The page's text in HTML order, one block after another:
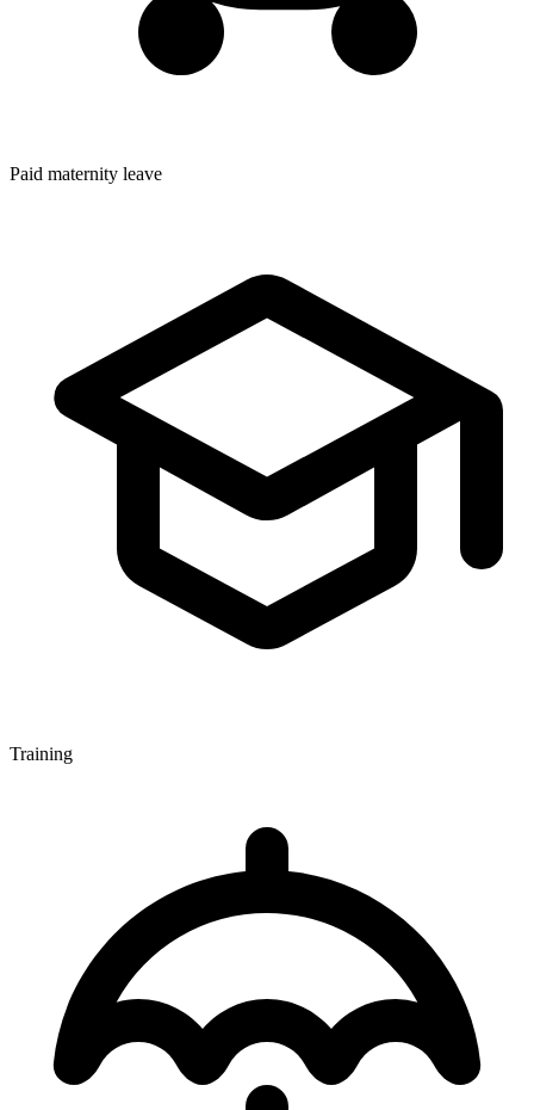
Paid maternity leave
Training